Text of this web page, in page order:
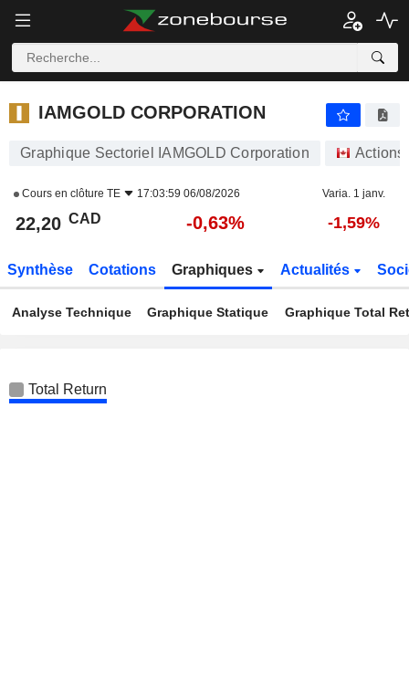
IAMGOLD CORPORATION
IAMGOLD CORPORATION
Graphique Sectoriel IAMGOLD Corporation Actions
Cours en clôture TE 17:03:59 06/08/2026 Varia. 1 janv.
22,20 CAD -0,63% -1,59%
Synthèse Cotations Graphiques Actualités
Analyse Technique Graphique Statique Graphique Total
Total Return